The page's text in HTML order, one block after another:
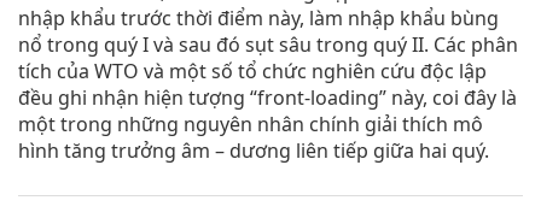
nhập khẩu trước thời điểm này, làm nhập khẩu bùng
nổ trong quý I và sau đó sụt sâu trong quý II. Các phân
tích của WTO và một số tổ chức nghiên cứu độc lập
đều ghi nhận hiện tượng “front-loading” này, coi đây là
một trong những nguyên nhân chính giải thích mô
hình tăng trưởng âm – dương liên tiếp giữa hai quý.